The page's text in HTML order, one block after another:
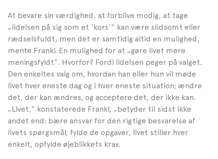
At bevare sin værdighed, at forblive modig, at tage
„lidelsen på sig som et ‘kors’“ kan være slidsomt eller
rædselsfuldt, men det er samtidig altid en mulighed,
mente Frankl. En mulighed for at „gøre livet mere
meningsfyldt“. Hvorfor? Fordi lidelsen peger på valget.
Den enkeltes valg om, hvordan han eller hun vil møde
livet hver eneste dag og i hver eneste situation; ændre
det, der kan ændres, og acceptere det, der ikke kan.
„Livet,“ konstaterede Frankl, „betyder til sidst ikke
andet end: bære ansvar for den rigtige besvarelse af
livets spørgsmål, fylde de opgaver, livet stiller hver
enkelt, opfylde øjeblikkets krav.